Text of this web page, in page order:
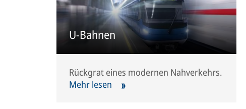
U-Bahnen
Rückgrat eines modernen Nahverkehrs.
Mehr lesen